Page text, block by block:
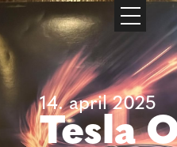
14. april 2025
Tesla